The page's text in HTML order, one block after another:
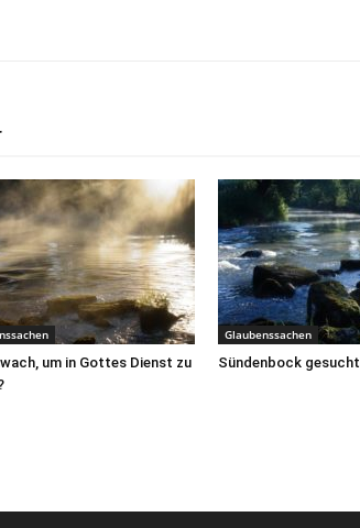
um in Gottes Dienst zu
Glaubenssachen
Sündenbock gesucht